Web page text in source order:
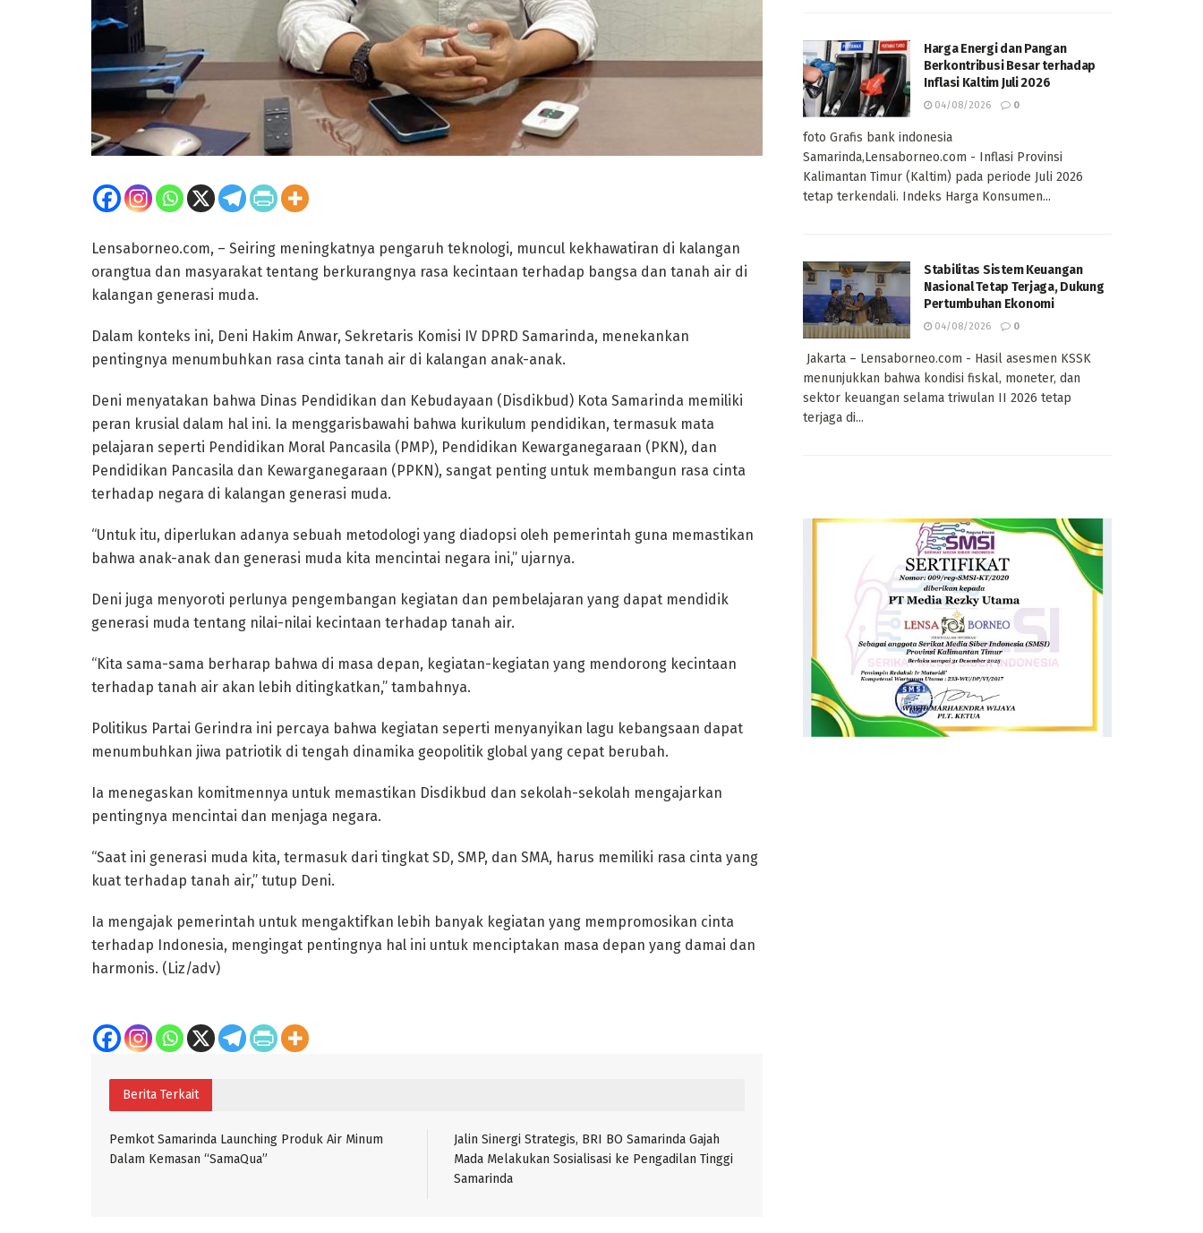
Lensaborneo.com, – Seiring meningkatnya pengaruh teknologi, muncul kekhawatiran di kalangan
orangtua dan masyarakat tentang berkurangnya rasa kecintaan terhadap bangsa dan tanah air di
kalangan generasi muda.
Dalam konteks ini, Deni Hakim Anwar, Sekretaris Komisi IV DPRD Samarinda, menekankan
pentingnya menumbuhkan rasa cinta tanah air di kalangan anak-anak.
Deni menyatakan bahwa Dinas Pendidikan dan Kebudayaan (Disdikbud) Kota Samarinda memiliki
peran krusial dalam hal ini. Ia menggarisbawahi bahwa kurikulum pendidikan, termasuk mata
pelajaran seperti Pendidikan Moral Pancasila (PMP), Pendidikan Kewarganegaraan (PKN), dan
Pendidikan Pancasila dan Kewarganegaraan (PPKN), sangat penting untuk membangun rasa cinta
terhadap negara di kalangan generasi muda.
“Untuk itu, diperlukan adanya sebuah metodologi yang diadopsi oleh pemerintah guna memastikan
bahwa anak-anak dan generasi muda kita mencintai negara ini,” ujarnya.
Deni juga menyoroti perlunya pengembangan kegiatan dan pembelajaran yang dapat mendidik
generasi muda tentang nilai-nilai kecintaan terhadap tanah air.
“Kita sama-sama berharap bahwa di masa depan, kegiatan-kegiatan yang mendorong kecintaan
terhadap tanah air akan lebih ditingkatkan,” tambahnya.
Politikus Partai Gerindra ini percaya bahwa kegiatan seperti menyanyikan lagu kebangsaan dapat
menumbuhkan jiwa patriotik di tengah dinamika geopolitik global yang cepat berubah.
Ia menegaskan komitmennya untuk memastikan Disdikbud dan sekolah-sekolah mengajarkan
pentingnya mencintai dan menjaga negara.
“Saat ini generasi muda kita, termasuk dari tingkat SD, SMP, dan SMA, harus memiliki rasa cinta yang
kuat terhadap tanah air,” tutup Deni.
Ia mengajak pemerintah untuk mengaktifkan lebih banyak kegiatan yang mempromosikan cinta
terhadap Indonesia, mengingat pentingnya hal ini untuk menciptakan masa depan yang damai dan
harmonis. (Liz/adv)
Berita Terkait
Pemkot Samarinda Launching Produk Air Minum
Dalam Kemasan “SamaQua”
Jalin Sinergi Strategis, BRI BO Samarinda Gajah
Mada Melakukan Sosialisasi ke Pengadilan Tinggi
Samarinda
Harga Energi dan Pangan
Berkontribusi Besar terhadap
Inflasi Kaltim Juli 2026
04/08/2026 0
foto Grafis bank indonesia
Samarinda,Lensaborneo.com - Inflasi Provinsi
Kalimantan Timur (Kaltim) pada periode Juli 2026
tetap terkendali. Indeks Harga Konsumen...
Stabilitas Sistem Keuangan
Nasional Tetap Terjaga, Dukung
Pertumbuhan Ekonomi
04/08/2026 0
Jakarta – Lensaborneo.com - Hasil asesmen KSSK
menunjukkan bahwa kondisi fiskal, moneter, dan
sektor keuangan selama triwulan II 2026 tetap
terjaga di...